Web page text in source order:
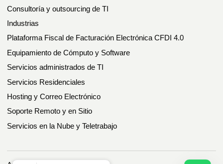
Consultoría y outsourcing de TI
Industrias
Plataforma Fiscal de Facturación Electrónica CFDI 4.0
Equipamiento de Cómputo y Software
Servicios administrados de TI
Servicios Residenciales
Hosting y Correo Electrónico
Soporte Remoto y en Sitio
Servicios en la Nube y Teletrabajo